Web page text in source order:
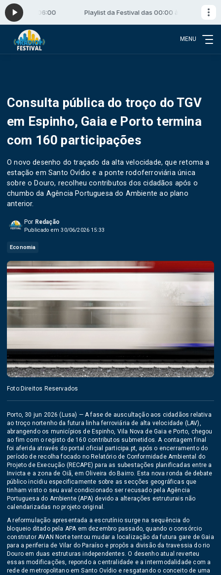
às 06:00 Playlist da Festival das 00:00 às 06:00
MENU
Consulta pública do troço do TGV
em Espinho, Gaia e Porto termina
com 160 participações
O novo desenho do traçado da alta velocidade, que retoma a
estação em Santo Ovídio e a ponte rodoferroviária única
sobre o Douro, recolheu contributos dos cidadãos após o
chumbo da Agência Portuguesa do Ambiente ao plano
anterior.
Por Redação
Publicado em 30/06/2026 15:33
Economia
Foto:Direitos Reservados
Porto, 30 jun 2026 (Lusa) — A fase de auscultação aos cidadãos relativa
ao troço nortenho da futura linha ferroviária de alta velocidade (LAV),
abrangendo os municípios de Espinho, Vila Nova de Gaia e Porto, chegou
ao fim com o registo de 160 contributos submetidos. A contagem final
foi aferida através do portal oficial participa.pt, após o encerramento do
período de recolha focado no Relatório de Conformidade Ambiental do
Projeto de Execução (RECAPE) para as subestações planificadas entre a
Invicta e a zona de Oiã, em Oliveira do Bairro. Esta nova ronda de debate
público incidiu especificamente sobre as secções geográficas que
tinham visto o seu aval condicionado ser recusado pela Agência
Portuguesa do Ambiente (APA) devido a alterações estruturais não
calendarizadas no projeto original.
A reformulação apresentada a escrutínio surge na sequência do
bloqueio ditado pela APA em dezembro passado, quando o consórcio
construtor AVAN Norte tentou mudar a localização da futura gare de Gaia
para a periferia de Vilar do Paraíso e propôs a divisão da travessia do rio
Douro em duas estruturas independentes. O desenho atual reverteu
essas modificações, repondo a centralidade e a intermodalidade com a
rede de metropolitano em Santo Ovídio e resgatando o conceito de uma